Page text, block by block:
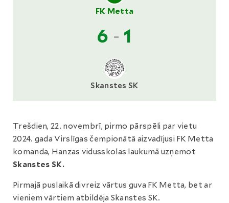
FK Metta
6 - 1
Skanstes SK
Trešdien, 22. novembrī, pirmo pārspēli par vietu
2024. gada Virslīgas čempionātā aizvadījusi FK Metta
komanda, Hanzas vidusskolas laukumā uzņemot
Skanstes SK.
Pirmajā puslaikā divreiz vārtus guva FK Metta, bet ar
vieniem vārtiem atbildēja Skanstes SK.